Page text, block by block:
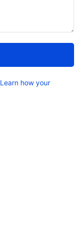
Learn how your